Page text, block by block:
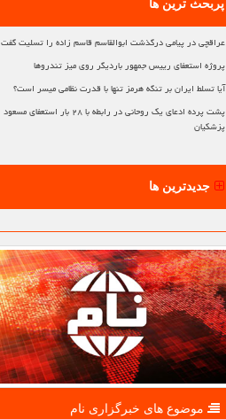
پربحث ترین ها
عراقچی در پیامی درگذشت ابوالقاسم قاسم زاده را تسلیت گفت
پروژه استعفای رییس جمهور باردیگر روی میز تندروها
آیا تسلط ایران بر تنگه هرمز تنها با قدرت نظامی میسر است؟
پشت پرده ادعای یک روحانی در رابطه با ۲۸ بار استعفای مسعود
پزشکیان
جدیدترین ها
موضوع های خبرگزاری نام